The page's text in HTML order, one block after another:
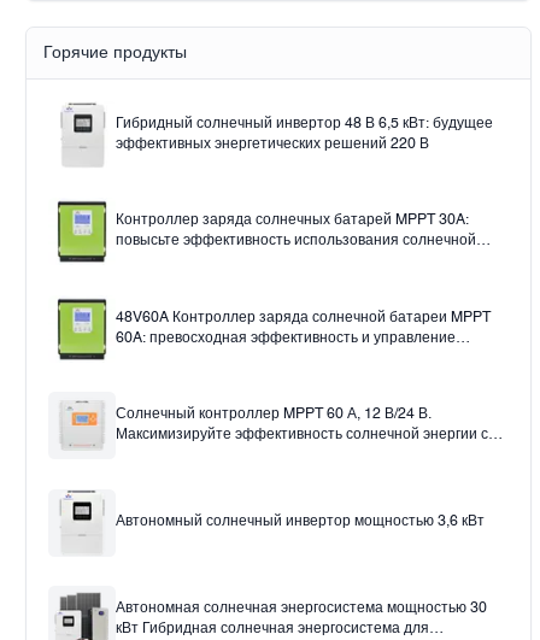
Solar pump
Шир
Горячие продукты
Гибридный солнечный инвертор 48 В 6,5 кВт: будущее
эффективных энергетических решений 220 В
Контроллер заряда солнечных батарей MPPT 30A:
повысьте эффективность использования солнечной
48V60A Контроллер заряда солнечной батареи MPPT
60A: превосходная эффективность и управление
Солнечный контроллер MPPT 60 А, 12 В/24 В.
Максимизируйте эффективность солнечной энергии с
Автономный солнечный инвертор мощностью 3,6 кВт
Автономная солнечная энергосистема мощностью 30
кВт Гибридная солнечная энергосистема для